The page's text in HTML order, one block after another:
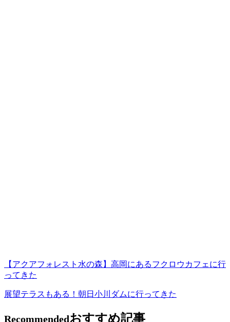
【アクアフォレスト水の森】高岡にあるフクロウカフェに行
ってきた
展望テラスもある！朝日小川ダムに行ってきた
Recommendedおすすめ記事